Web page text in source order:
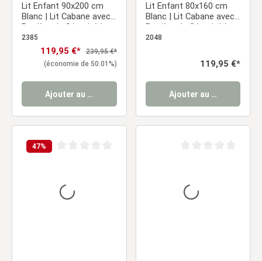
Lit Enfant 90x200 cm
Blanc | Lit Cabane avec
Barrière de Sécurité |
Montessori | Lit Simple |
avec Sommier | Bois
2385
Prix de vente :
119,95 €* Prix régulier :
239,95 €*
(économie de 50.01%)
Ajouter au panier
Lit Enfant 80x160 cm
Blanc | Lit Cabane avec
Barrière de Sécurité |
Montessori | Lit Simple |
2048
Prix régulier :
119,95 €*
Ajouter au panier
47%